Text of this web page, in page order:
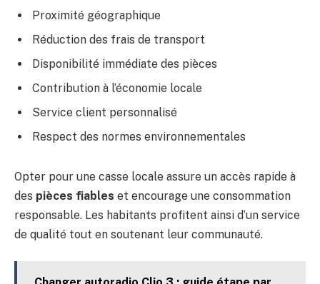
Proximité géographique
Réduction des frais de transport
Disponibilité immédiate des pièces
Contribution à l’économie locale
Service client personnalisé
Respect des normes environnementales
Opter pour une casse locale assure un accès rapide à
des pièces fiables et encourage une consommation
responsable. Les habitants profitent ainsi d’un service
de qualité tout en soutenant leur communauté.